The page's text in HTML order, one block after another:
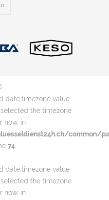
date.timezone value
the timezone
now. in
common/
74
date.timezone value
the timezone
now. in